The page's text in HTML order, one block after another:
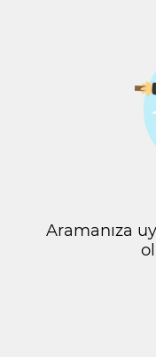
Aramanıza